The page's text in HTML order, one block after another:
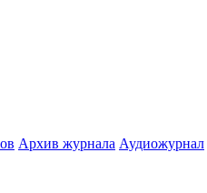
Архив журнала Аудиожурнал